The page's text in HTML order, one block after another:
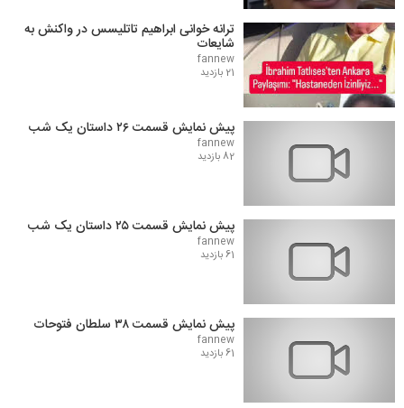
ترانه خوانی ابراهیم تاتلیسس در واکنش به
شایعات
fannew
21 بازدید
پیش نمایش قسمت ۲۶ داستان یک شب
fannew
82 بازدید
پیش نمایش قسمت ۲۵ داستان یک شب
fannew
61 بازدید
پیش نمایش قسمت ۳۸ سلطان فتوحات
fannew
61 بازدید